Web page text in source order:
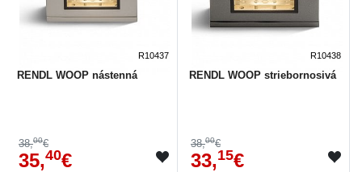
R10437
RENDL WOOP nástenná
38,00€
35,40€
R10438
RENDL WOOP striebornosivá
38,00€
33,15€